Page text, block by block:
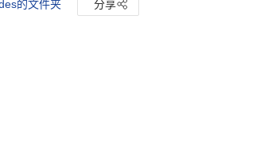
的文件夹 分享